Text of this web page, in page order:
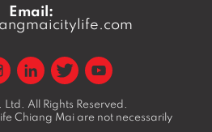
Email:
Ltd. All Rights Reserved.
Chiang Mai are not necessarily